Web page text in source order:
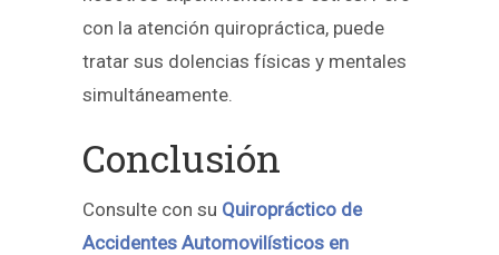
con la atención quiropráctica, puede
tratar sus dolencias físicas y mentales
simultáneamente.
Conclusión
Consulte con su Quiropráctico de
Accidentes Automovilísticos en